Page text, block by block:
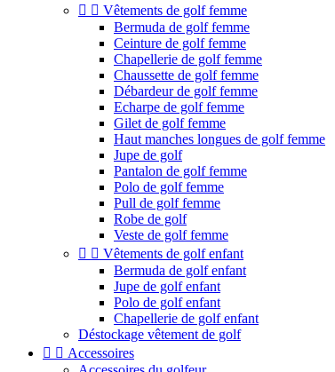
  Vêtements de golf femme
Bermuda de golf femme
Ceinture de golf femme
Chapellerie de golf femme
Chaussette de golf femme
Débardeur de golf femme
Echarpe de golf femme
Gilet de golf femme
Haut manches longues de golf femme
Jupe de golf
Pantalon de golf femme
Polo de golf femme
Pull de golf femme
Robe de golf
Veste de golf femme
  Vêtements de golf enfant
Bermuda de golf enfant
Jupe de golf enfant
Polo de golf enfant
Chapellerie de golf enfant
Déstockage vêtement de golf
  Accessoires